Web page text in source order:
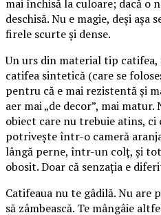
mai închisă la culoare; dacă o
deschisă. Nu e magie, deși
firele scurte și dense.
Un urs din material tip catifea,
catifea sintetică (care se
pentru că e mai rezistentă și
aer mai „de decor”, mai
obiect care nu trebuie atins, ci
potrivește într-o cameră
lângă perne, într-un colț, și
obosit. Doar că senzația e
Catifeaua nu te gâdilă. Nu are
să zâmbească. Te mângâie